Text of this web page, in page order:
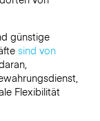
günstige
sind von
Flexibilität